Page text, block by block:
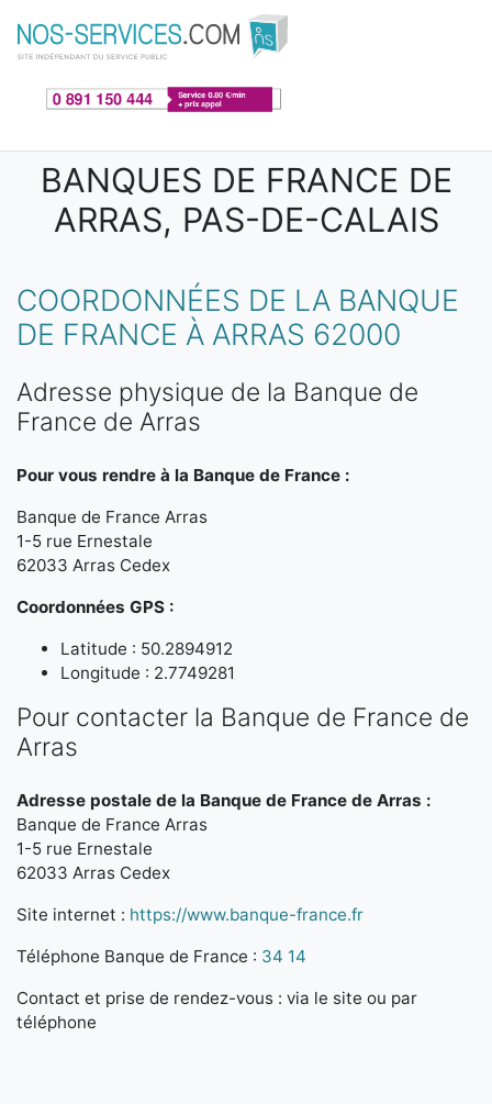
Aller au contenu principal
BANQUES DE FRANCE DE
ARRAS, PAS-DE-CALAIS
COORDONNÉES DE LA BANQUE
DE FRANCE À ARRAS 62000
Adresse physique de la Banque de
France de Arras
Pour vous rendre à la Banque de France :
Banque de France Arras
1-5 rue Ernestale
62033 Arras Cedex
Coordonnées GPS :
Latitude : 50.2894912
Longitude : 2.7749281
Pour contacter la Banque de France de
Arras
Adresse postale de la Banque de France de Arras :
Banque de France Arras
1-5 rue Ernestale
62033 Arras Cedex
Site internet : https://www.banque-france.fr
Téléphone Banque de France : 34 14
Contact et prise de rendez-vous : via le site ou par
téléphone